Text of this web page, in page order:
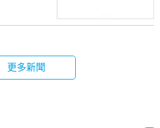
更多新聞